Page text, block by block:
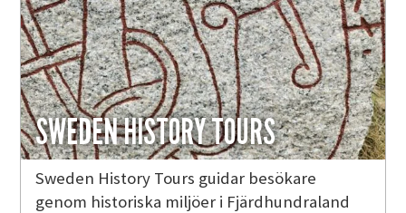
SWEDEN HISTORY TOURS
Sweden History Tours guidar besökare
genom historiska miljöer i Fjärdhundraland